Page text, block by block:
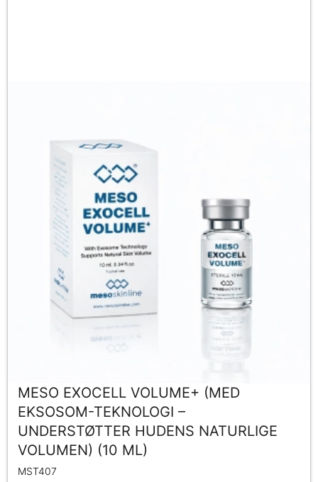
MESO EXOCELL VOLUME+ (MED
EKSOSOM-TEKNOLOGI –
UNDERSTØTTER HUDENS NATURLIGE
VOLUMEN) (10 ML)
MST407